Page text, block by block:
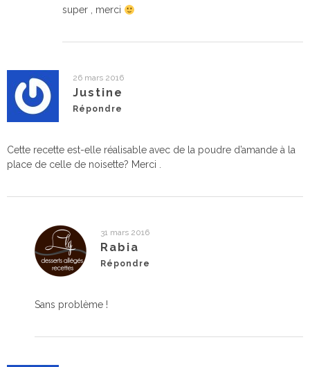
super , merci
26 mars 2016
Justine
Répondre
Cette recette est-elle réalisable avec de la poudre d’amande à la
place de celle de noisette? Merci .
31 mars 2016
Rabia
Répondre
Sans problème !